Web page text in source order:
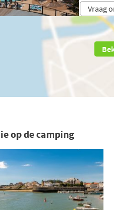
Vraag
op de camping